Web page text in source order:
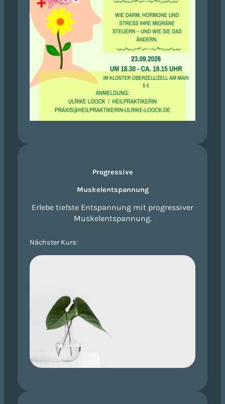
Progressive
Muskelentspannung
Erlebe tiefste Entspannung mit progressiver
Muskelentspannung.
Nächster Kurs: